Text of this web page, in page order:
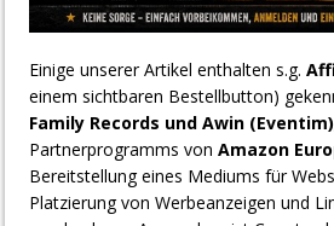
Einige unserer Artikel enthalten s.g.
einem sichtbaren Bestellbutton)
Family Records und Awin
Partnerprogramms von Amazon
Bereitstellung eines Mediums für
Platzierung von Werbeanzeigen und